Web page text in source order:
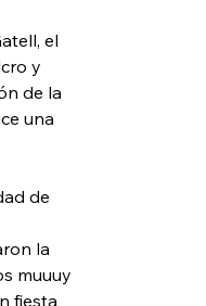
el
y
de la
una
de
la
muuuy
fiesta